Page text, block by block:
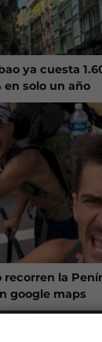
ya cuesta
en solo un año
recorren la
google maps